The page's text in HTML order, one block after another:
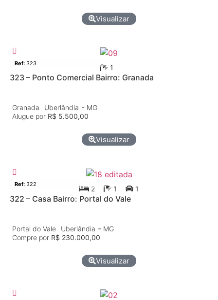
Visualizar
Comércio
Ref: 323
1
323 – Ponto Comercial Bairro: Granada
Granada Uberlândia - MG
Alugue por R$ 5.500,00
Visualizar
Casa
Ref: 322
2 1 1
322 – Casa Bairro: Portal do Vale
Portal do Vale Uberlândia - MG
Compre por R$ 230.000,00
Visualizar
Apartamento